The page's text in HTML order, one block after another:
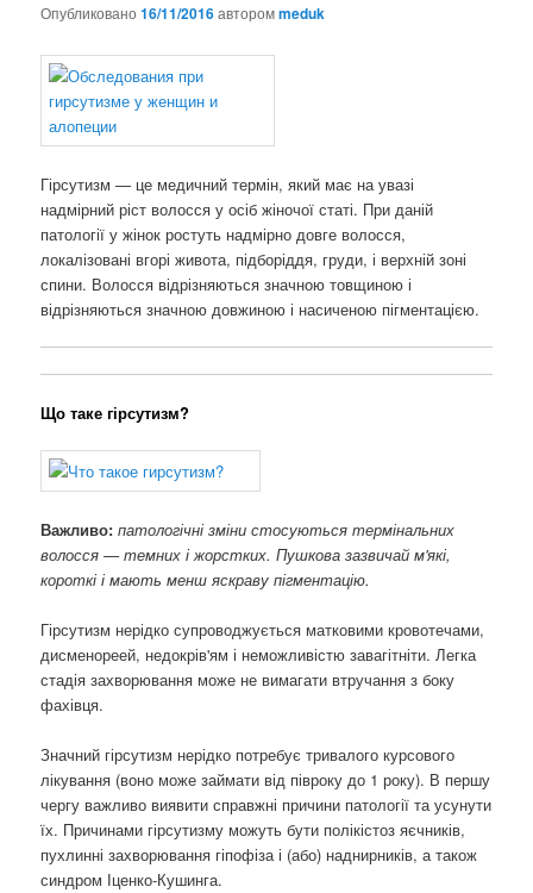
Опубликовано16/11/2016авторомmeduk
Гірсутизм — це медичний термін, який має на увазі
надмірний ріст волосся у осіб жіночої статі. При даній
патології у жінок ростуть надмірно довге волосся,
локалізовані вгорі живота, підборіддя, груди, і верхній зоні
спини. Волосся відрізняються значною товщиною і
відрізняються значною довжиною і насиченою пігментацією.
Що таке гірсутизм?
Важливо:патологічні зміни стосуються термінальних
волосся — темних і жорстких. Пушкова зазвичай м'які,
короткі і мають менш яскраву пігментацію.
Гірсутизм нерідко супроводжується матковими кровотечами,
дисменореей, недокрів'ям і неможливістю завагітніти. Легка
стадія захворювання може не вимагати втручання з боку
фахівця.
Значний гірсутизм нерідко потребує тривалого курсового
лікування (воно може займати від півроку до 1 року). В першу
чергу важливо виявити справжні причини патології та усунути
їх. Причинами гірсутизму можуть бути полікістоз яєчників,
пухлинні захворювання гіпофіза і (або) наднирників, а також
синдром Іценко-Кушинга.